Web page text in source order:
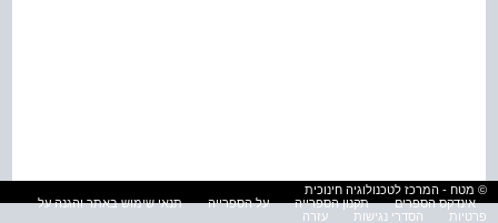
© מטח - המרכז לטכנולוגיה חינוכית
אינדקס הספרים
תקנון הספרייה על הספרייה
תנאי שימוש באתר והגנה על
פרטיות
הסדרי נגישות עזרה